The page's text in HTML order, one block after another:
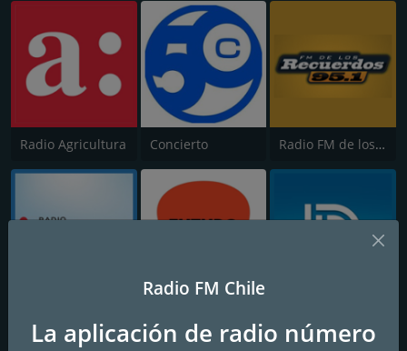
Radio Agricultura Concierto Radio FM de los Recuerdos
Radio FM Chile
La aplicación de radio número